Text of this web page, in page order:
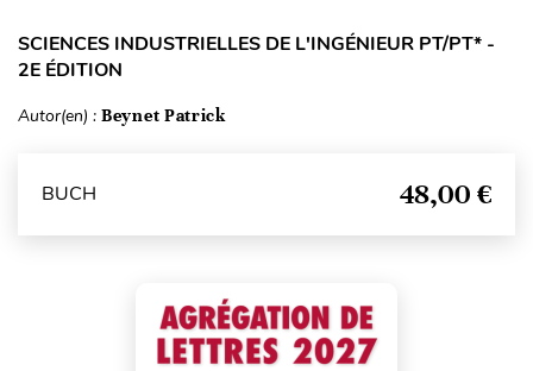
SCIENCES INDUSTRIELLES DE L'INGÉNIEUR PT/PT* -
2E ÉDITION
Autor(en) : Beynet Patrick
BUCH 48,00 €